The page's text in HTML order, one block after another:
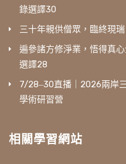
錄選譯30
三十年親供僧眾，臨終現
遍參諸方修淨業，悟得真
選譯28
7/28‒30直播｜2026兩岸
學術研習營
相關學習網站